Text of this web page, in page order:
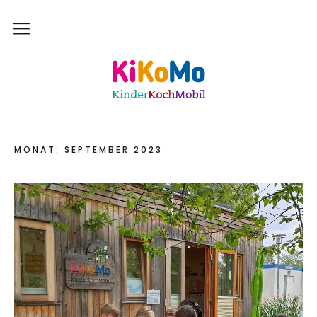
Kinderkochmobil KiKoMo Karlsruhe
Start
Mein Team
Meine Freunde
Saisonal – Regional – Bio
Wir sind “in-Form”
Anerkannt als “BNE”-Akteur
Mein erstes Jahr
MONAT: SEPTEMBER 2023